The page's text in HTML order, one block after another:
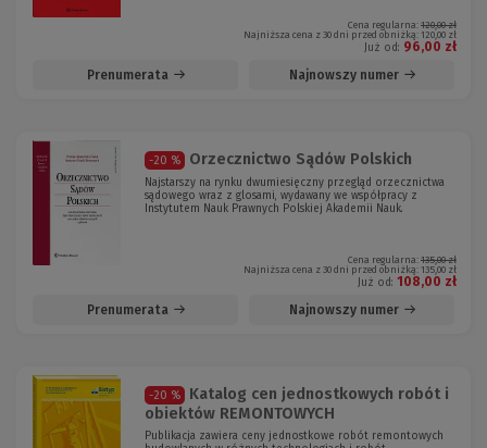
Cena regularna: 120,00 zł
Najniższa cena z 30 dni przed obniżką: 120,00 zł
Już od: 96,00 zł
Prenumerata
Najnowszy numer
-20 % Orzecznictwo Sądów Polskich
Najstarszy na rynku dwumiesięczny przegląd orzecznictwa
sądowego wraz z glosami, wydawany we współpracy z
Instytutem Nauk Prawnych Polskiej Akademii Nauk.
Cena regularna: 135,00 zł
Najniższa cena z 30 dni przed obniżką: 135,00 zł
Już od: 108,00 zł
Prenumerata
Najnowszy numer
-20 %
Katalog cen jednostkowych robót i
obiektów REMONTOWYCH
Publikacja zawiera ceny jednostkowe robót remontowych